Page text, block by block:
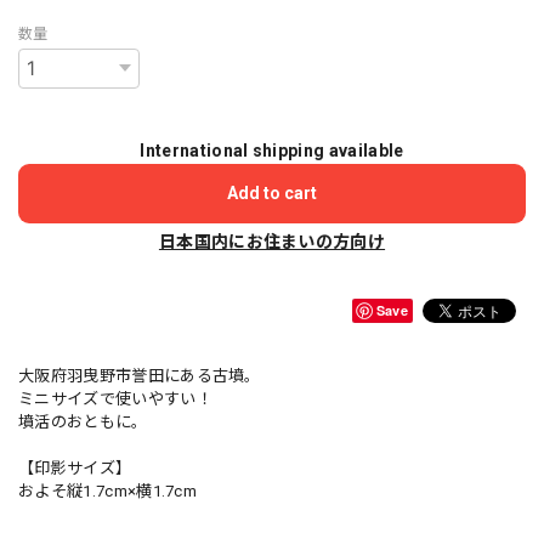
数量
International shipping available
Add to cart
日本国内にお住まいの方向け
Save
大阪府羽曳野市誉田にある古墳。
ミニサイズで使いやすい！
墳活のおともに。
【印影サイズ】
およそ縦1.7cm×横1.7cm